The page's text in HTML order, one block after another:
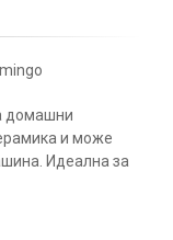
домашни
и може
Идеална за